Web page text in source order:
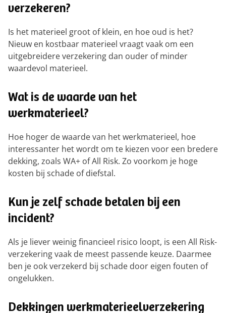
verzekeren?
Is het materieel groot of klein, en hoe oud is het?
Nieuw en kostbaar materieel vraagt vaak om een
uitgebreidere verzekering dan ouder of minder
waardevol materieel.
Wat is de waarde van het
werkmaterieel?
Hoe hoger de waarde van het werkmaterieel, hoe
interessanter het wordt om te kiezen voor een bredere
dekking, zoals WA+ of All Risk. Zo voorkom je hoge
kosten bij schade of diefstal.
Kun je zelf schade betalen bij een
incident?
Als je liever weinig financieel risico loopt, is een All Risk-
verzekering vaak de meest passende keuze. Daarmee
ben je ook verzekerd bij schade door eigen fouten of
ongelukken.
Dekkingen werkmaterieelverzekering